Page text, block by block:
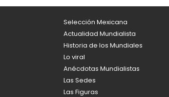
Selección Mexicana
Actualidad Mundialista
Historia de los Mundiales
Lo viral
Anécdotas Mundialistas
Las Sedes
Las Figuras